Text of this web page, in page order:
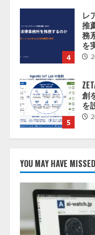
を
5
創
AI
務
2
藤
抜
レ
が
善
YOU MAY HAVE MISSED